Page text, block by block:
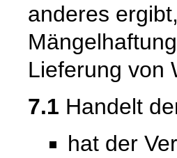
anderes
Lieferung von
7.1 Handelt
hat der